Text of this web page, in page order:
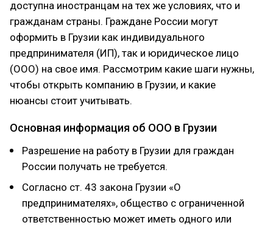
доступна иностранцам на тех же условиях, что и
гражданам страны. Граждане России могут
оформить в Грузии как индивидуального
предпринимателя (ИП), так и юридическое лицо
(ООО) на свое имя. Рассмотрим какие шаги нужны,
чтобы открыть компанию в Грузии, и какие
нюансы стоит учитывать.
Основная информация об ООО в Грузии
Разрешение на работу в Грузии для граждан
России получать не требуется.
Согласно ст. 43 закона Грузии «О
предпринимателях», общество с ограниченной
ответственностью может иметь одного или